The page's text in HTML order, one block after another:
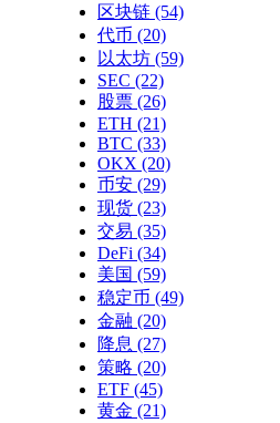
区块链 (54)
代币 (20)
以太坊 (59)
SEC (22)
股票 (26)
ETH (21)
BTC (33)
OKX (20)
币安 (29)
现货 (23)
交易 (35)
DeFi (34)
美国 (59)
稳定币 (49)
金融 (20)
降息 (27)
策略 (20)
ETF (45)
黄金 (21)